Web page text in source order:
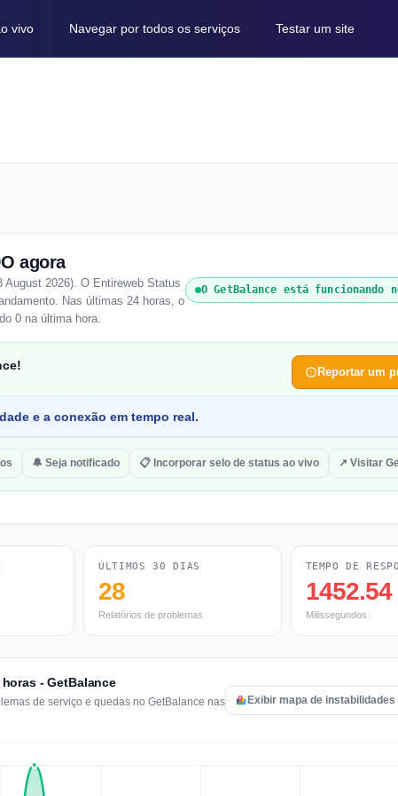
vivo Navegar por todos os serviços Testar um site
agora
2026). O Entireweb Status
Nas últimas 24 horas, o
0 na última hora.
O GetBalance está funcionando
Reportar um
e a conexão em tempo real.
🔔 Seja notificado 📋 Incorporar selo de status ao vivo ↗ Visitar
ÚLTIMOS 30 DIAS
28
Relatórios de problemas
TEMPO DE
1452.54
Milissegundos
- GetBalance
de serviço e quedas no GetBalance nas
Exibir mapa de